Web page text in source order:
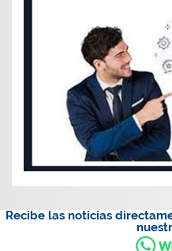
Recibe las noticias